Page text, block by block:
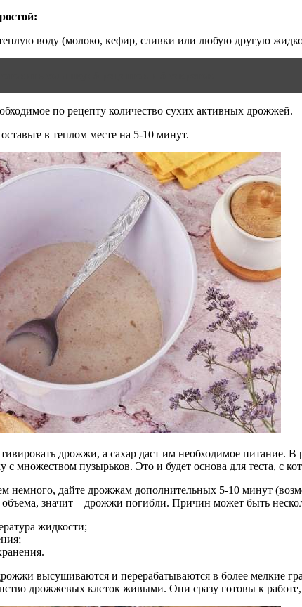
воду (молоко, кефир, сливки или любую другую
по рецепту количество сухих активных дрожжей.
в теплом месте на 5-10 минут.
дрожжи, а сахар даст им необходимое питание.
с множеством пузырьков. Это и будет основа для теста, с
немного, дайте дрожжам дополнительных 5-10 минут
значит – дрожжи погибли. Причин может быть
жидкости;
высушиваются и перерабатываются в более мелкие
дрожжевых клеток живыми. Они сразу готовы к